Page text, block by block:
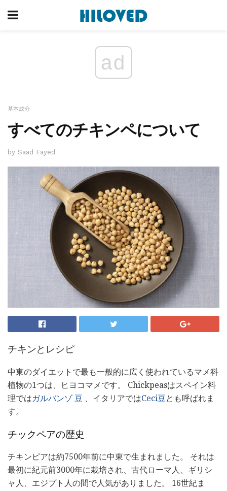
ad
基本成分
すべてのチキンペについて
by Saad Fayed
チキンとレシピ
中東のダイエットで最も一般的に広く使われているマメ科
植物の1つは、ヒヨコマメです。 Chickpeasはスペイン料
理ではガルバンゾ 豆 、イタリアではCeci豆とも呼ばれま
す。
チックペアの歴史
チキンピアは約7500年前に中東で生まれました。 それは
最初に紀元前3000年に栽培され、古代ローマ人、ギリシ
ャ人、エジプト人の間で人気がありました。 16世紀ま